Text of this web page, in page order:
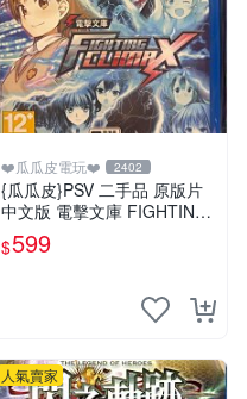
❤️瓜瓜皮電玩❤️ 2402
{瓜瓜皮}PSV 二手品 原版片
中文版 電擊文庫 FIGHTING
CLIMAX(遊戲都有回收)
$599
人氣賣家